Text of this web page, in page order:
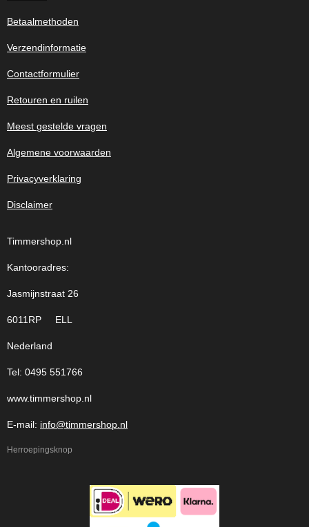
Betaalmethoden
Verzendinformatie
Contactformulier
Retouren en ruilen
Meest gestelde vragen
Algemene voorwaarden
Privacyverklaring
Disclaimer
Timmershop.nl
Kantooradres:
Jasmijnstraat 26
6011RP ELL
Nederland
Tel: 0495 551766
www.timmershop.nl
E-mail: info@timmershop.nl
Herroepingsknop